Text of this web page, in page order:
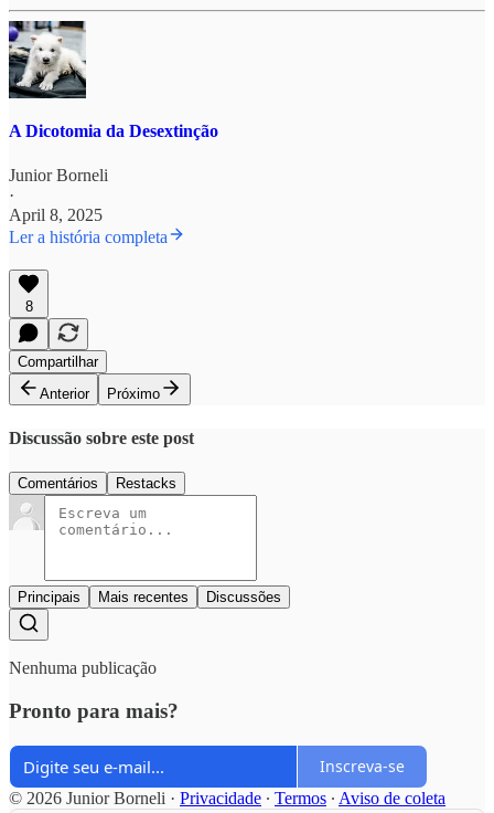
A Dicotomia da Desextinção
Junior Borneli
·
April 8, 2025
Ler a história completa
8
Compartilhar
Anterior
Próximo
Discussão sobre este post
Comentários Restacks
Principais Mais recentes Discussões
Nenhuma publicação
Pronto para mais?
Inscreva-se
© 2026 Junior Borneli · Privacidade ∙ Termos ∙ Aviso de coleta